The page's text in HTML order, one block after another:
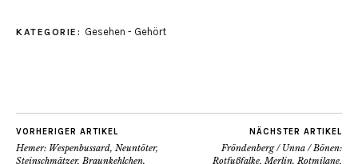
KATEGORIE: Gesehen - Gehört
VORHERIGER ARTIKEL
Hemer: Wespenbussard, Neuntöter,
Steinschmätzer, Braunkehlchen,
NÄCHSTER ARTIKEL
Fröndenberg / Unna / Bönen:
Rotfußfalke, Merlin, Rotmilane,